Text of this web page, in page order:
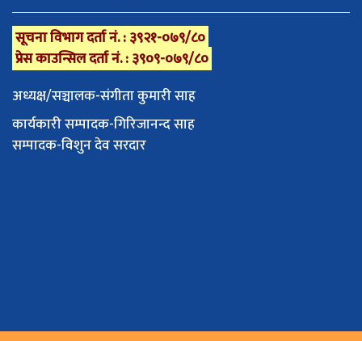
सूचना विभाग दर्ता नं. : ३९२१-०७९/८०
प्रेस काउन्सिल दर्ता नं. : ३९०९-०७९/८०
अध्यक्ष/सञ्चालक-संगीता कुमारी साह
कार्यकारी सम्पादक-गिरिजानन्द साह
सम्पादक-विशुन देव सरदार